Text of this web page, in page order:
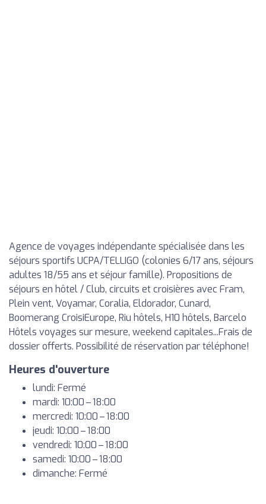
Agence de voyages indépendante spécialisée dans les
séjours sportifs UCPA/TELLIGO (colonies 6/17 ans, séjours
adultes 18/55 ans et séjour famille). Propositions de
séjours en hôtel / Club, circuits et croisières avec Fram,
Plein vent, Voyamar, Coralia, Eldorador, Cunard,
Boomerang CroisiEurope, Riu hôtels, H10 hôtels, Barcelo
Hôtels voyages sur mesure, weekend capitales...Frais de
dossier offerts. Possibilité de réservation par téléphone!
Heures d'ouverture
lundi: Fermé
mardi: 10:00 – 18:00
mercredi: 10:00 – 18:00
jeudi: 10:00 – 18:00
vendredi: 10:00 – 18:00
samedi: 10:00 – 18:00
dimanche: Fermé